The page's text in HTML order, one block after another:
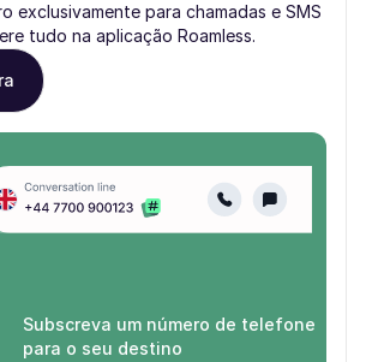
exclusivamente para chamadas e SMS
tudo na aplicação Roamless.
Subscreva um número de telefone
para o seu destino